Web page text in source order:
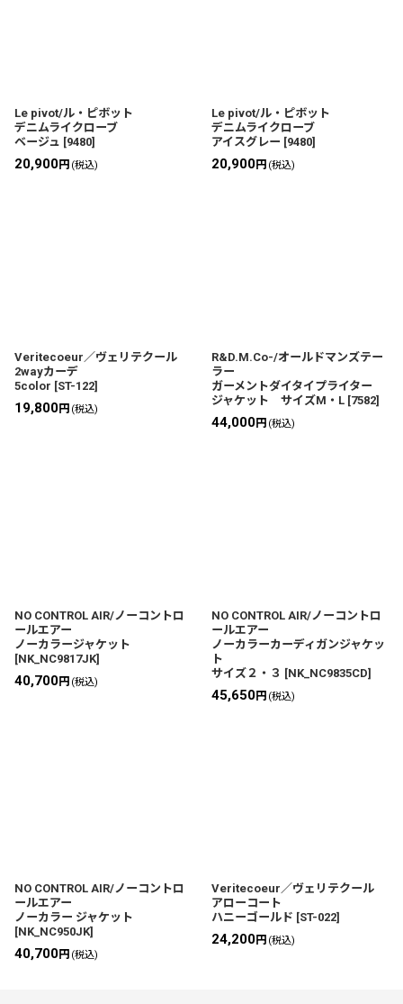
Le pivot/ル・ピボット
デニムライクローブ
ベージュ [9480]
20,900円 (税込)
Le pivot/ル・ピボット
デニムライクローブ
アイスグレー [9480]
20,900円 (税込)
Veritecoeur／ヴェリテクール
2wayカーデ
5color [ST-122]
19,800円 (税込)
R&D.M.Co-/オールドマンズテー
ラー
ガーメントダイタイプライター
ジャケット サイズM・L [7582]
44,000円 (税込)
NO CONTROL AIR/ノーコントロ
ールエアー
ノーカラージャケット
[NK_NC9817JK]
40,700円 (税込)
NO CONTROL AIR/ノーコントロ
ールエアー
ノーカラーカーディガンジャケッ
ト
サイズ２・３ [NK_NC9835CD]
45,650円 (税込)
NO CONTROL AIR/ノーコントロ
ールエアー
ノーカラー ジャケット
[NK_NC950JK]
40,700円 (税込)
Veritecoeur／ヴェリテクール
アローコート
ハニーゴールド [ST-022]
24,200円 (税込)